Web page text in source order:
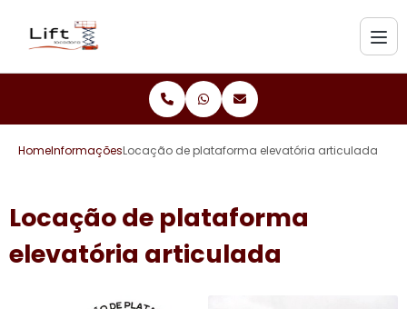
HomeInformaçõesLocação de plataforma elevatória articulada
Locação de plataforma
elevatória articulada